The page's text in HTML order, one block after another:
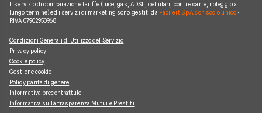
Il servizio di comparazione tariffe (luce, gas, ADSL, cellulari, conti e carte, noleggio a
lungo termine) ed i servizi di marketing sono gestiti da Facile.it S.p.A. con socio unico•
P.IVA 07902950968
Condizioni Generali di Utilizzo del Servizio
Privacy policy
Cookie policy
Gestione cookie
Policy parità di genere
Informativa precontrattule
Informativa sulla trasparenza Mutui e Prestiti